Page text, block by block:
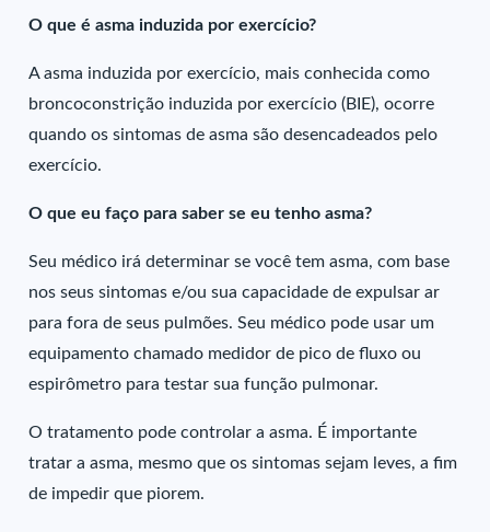
O que é asma induzida por exercício?
A asma induzida por exercício, mais conhecida como
broncoconstrição induzida por exercício (BIE), ocorre
quando os sintomas de asma são desencadeados pelo
exercício.
O que eu faço para saber se eu tenho asma?
Seu médico irá determinar se você tem asma, com base
nos seus sintomas e/ou sua capacidade de expulsar ar
para fora de seus pulmões. Seu médico pode usar um
equipamento chamado medidor de pico de fluxo ou
espirômetro para testar sua função pulmonar.
O tratamento pode controlar a asma. É importante
tratar a asma, mesmo que os sintomas sejam leves, a fim
de impedir que piorem.